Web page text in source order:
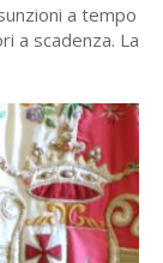
a tempo
a scadenza. La